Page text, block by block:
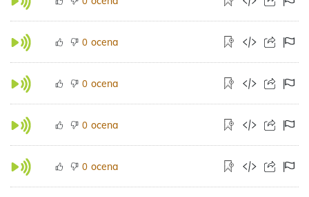
0 ocena
0 ocena
0 ocena
0 ocena